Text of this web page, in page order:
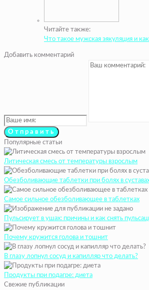
Читайте также:
Что такое мужская эякуляция и
Добавить комментарий
Популярные статьи
Литическая смесь от температуры взрослым
Обезболивающие таблетки при болях в
Самое сильное обезболивающее в таблетках
Пульсирует в ушах: причины и как снять
Почему кружится голова и тошнит
В глазу лопнул сосуд и капилляр что делать?
Продукты при подагре: диета
Свежие публикации